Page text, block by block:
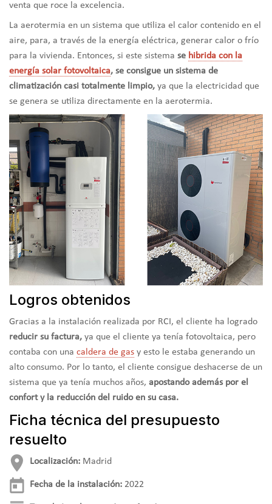
venta que roce la excelencia.
La aerotermia en un sistema que utiliza el calor contenido en el
aire, para, a través de la energía eléctrica, generar calor o frío
para la vivienda. Entonces, si este sistema se hibrida con la
energía solar fotovoltaica, se consigue un sistema de
climatización casi totalmente limpio, ya que la electricidad que
se genera se utiliza directamente en la aerotermia.
Logros obtenidos
Gracias a la instalación realizada por RCI, el cliente ha logrado
reducir su factura, ya que el cliente ya tenía fotovoltaica, pero
contaba con una caldera de gas y esto le estaba generando un
alto consumo. Por lo tanto, el cliente consigue deshacerse de un
sistema que ya tenía muchos años, apostando además por el
confort y la reducción del ruido en su casa.
Ficha técnica del presupuesto
resuelto
Localización: Madrid
Fecha de la instalación: 2022